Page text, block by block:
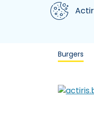
Aller au contenu
We gebruiken cookies
Burgers